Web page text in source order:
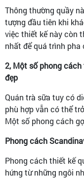
Thông thường quầy
tượng đầu tiên khi
việc thiết kế này còn
nhất để quá trình pha
2, Một số phong
đẹp
Quán trà sữa tuy có
phù hợp vẫn có thể
Một số phong cách
Phong cách
Phong cách thiết kế
hứng từ những ngôi